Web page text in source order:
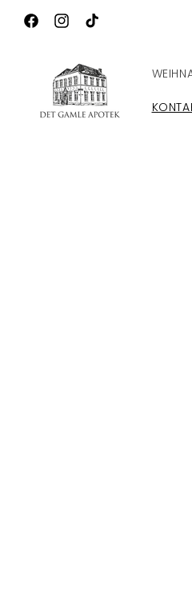
Direkt zum
InhaltFacebookInstagram
TikTok
Lieferung nach